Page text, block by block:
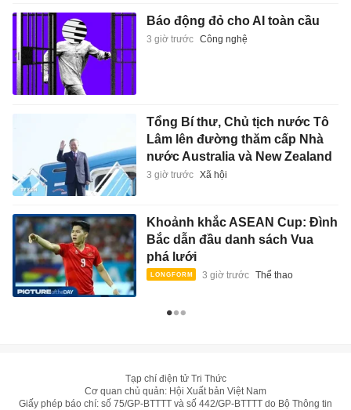
Báo động đỏ cho AI toàn cầu
3 giờ trước Công nghệ
Tổng Bí thư, Chủ tịch nước Tô
Lâm lên đường thăm cấp Nhà
nước Australia và New Zealand
3 giờ trước Xã hội
Khoảnh khắc ASEAN Cup: Đình
Bắc dẫn đầu danh sách Vua
phá lưới
3 giờ trước Thể thao
Tạp chí điện tử Tri Thức
Cơ quan chủ quản: Hội Xuất bản Việt Nam
Giấy phép báo chí: số 75/GP-BTTTT và số 442/GP-BTTTT do Bộ Thông tin